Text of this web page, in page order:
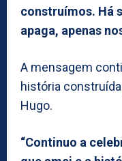
construímos. Há
apaga, apenas
A mensagem
história
Hugo.
“Continuo a